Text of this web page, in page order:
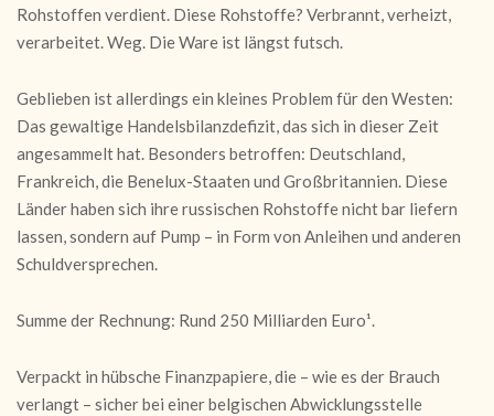
Rohstoffen verdient. Diese Rohstoffe? Verbrannt, verheizt,
verarbeitet. Weg. Die Ware ist längst futsch.
Geblieben ist allerdings ein kleines Problem für den Westen:
Das gewaltige Handelsbilanzdefizit, das sich in dieser Zeit
angesammelt hat. Besonders betroffen: Deutschland,
Frankreich, die Benelux-Staaten und Großbritannien. Diese
Länder haben sich ihre russischen Rohstoffe nicht bar liefern
lassen, sondern auf Pump – in Form von Anleihen und anderen
Schuldversprechen.
Summe der Rechnung: Rund 250 Milliarden Euro¹.
Verpackt in hübsche Finanzpapiere, die – wie es der Brauch
verlangt – sicher bei einer belgischen Abwicklungsstelle